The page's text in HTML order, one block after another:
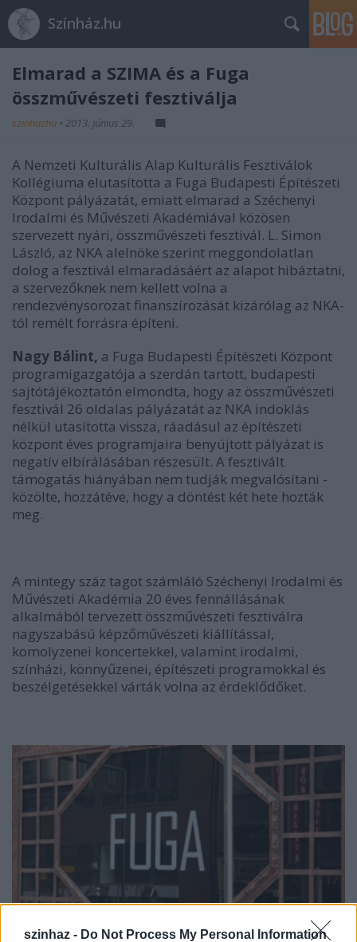
szinhaz - Do Not Process My Personal Information
Színház.hu
Elmarad a SZIMA és a Fuga
összművészeti fesztiválja
szinhazhu • 2013. június 29.
A Nemzeti Kulturális Alap Kulturális Fesztiválok
Kollégiuma elutasította a Fuga Budapesti Építészeti
Központ pályázatát, emiatt elmarad a Széchenyi
Irodalmi és Művészeti Akadémiával közösen
szervezett nyári, összművészeti fesztivál. L. Simon
László, az NKA alelnöke szerint meggondolatlan
dolog a fesztivál elmaradásáért az alapot hibáztatni,
a szervezőknek nem kellett volna a
rendezvénysorozat finanszírozását kizárólag az NKA-
tól remélt forrásra építeni.
Nagy Bálint, a Fuga Budapesti Építészeti Központ
programigazgatója a szerdán tartott, budapesti
sajtótájékoztatón elmondta, hogy az összművészeti
fesztivál 26 oldalas pályázatát az NKA indoklás
nélkül utasította vissza, ráadásul az építészeti
központ éves programjaira benyújtott pályázat is
negatív elbírálásában részesült. A fesztivált
támogatás hiányában nem tudják megvalósítani -
közölte, hozzátéve, hogy a döntést két hete hozták
meg.
A mintegy száz tagot számláló Széchenyi Irodalmi és
Művészeti Akadémia 20 éves fennállásának
alkalmából tervezett összművészeti fesztiválra
nagyszabású képzőművészeti kiállítással,
komolyzenei koncertekkel, valamint irodalmi,
színházi, könnyűzenei, építészeti programokkal és
beszélgetésekkel várták volna az érdeklődőket.